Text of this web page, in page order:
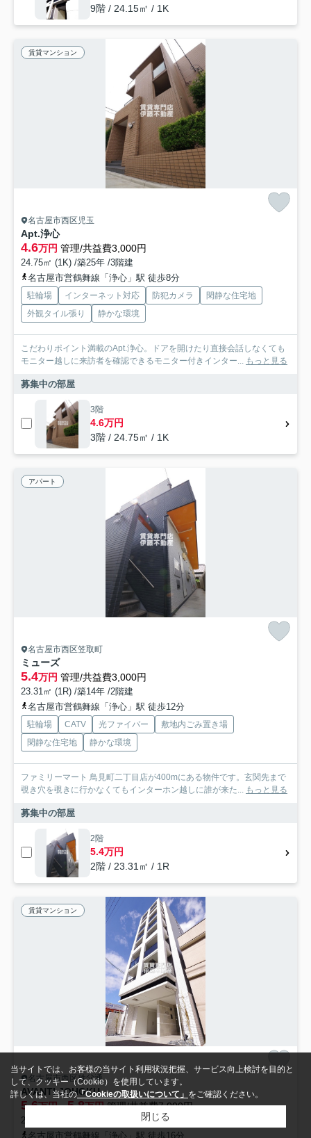
9階 / 24.15㎡ / 1K
賃貸マンション
名古屋市西区児玉
Apt.浄心
4.6万円 管理/共益費3,000円
24.75㎡ (1K) /築25年 /3階建
名古屋市営鶴舞線「浄心」駅 徒歩8分
駐輪場 インターネット対応 防犯カメラ
閑静な住宅地
外観タイル張り
静かな環境
こだわりポイント満載のApt.浄心。ドアを開けたり直接会話しなくても
モニター越しに来訪者を確認できるモニター付きインター...
もっと見る
募集中の部屋
3階
4.6万円
3階 / 24.75㎡ / 1K
アパート
名古屋市西区笠取町
ミューズ
5.4万円 管理/共益費3,000円
23.31㎡ (1R) /築14年 /2階建
名古屋市営鶴舞線「浄心」駅 徒歩12分
駐輪場 CATV 光ファイバー
敷地内ごみ置き場
閑静な住宅地
静かな環境
ファミリーマート 鳥見町二丁目店が400mにある物件です。玄関先まで
覗き穴を覗きに行かなくてもインターホン越しに誰が来た...
もっと見る
募集中の部屋
2階
5.4万円
2階 / 23.31㎡ / 1R
賃貸マンション
名古屋市西区秩父通
AVANTI JOHOKU
5.6万円～5.8万円管理/共益費7,000円
24.06㎡ (1R) /築4年 /8階建
名古屋市営鶴舞線「浄心」駅 徒歩16分
当サイトでは、お客様の当サイト利用状況把握、サービス向上検討を目的と
して、クッキー（Cookie）を使用しています。
詳しくは、当社の「Cookieの取扱いについて」 をご確認ください。
閉じる